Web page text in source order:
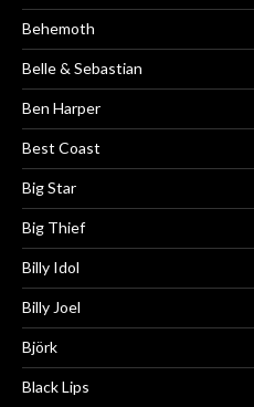
Behemoth
Belle & Sebastian
Ben Harper
Best Coast
Big Star
Big Thief
Billy Idol
Billy Joel
Björk
Black Lips